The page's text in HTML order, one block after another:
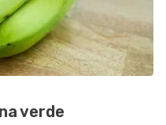
verde